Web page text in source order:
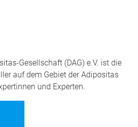
Gesellschaft (DAG) e.V. ist die
auf dem Gebiet der Adipositas
und Experten.